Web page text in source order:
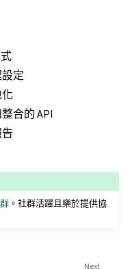
定
合的 API
。社群活躍且樂於提供協
Next